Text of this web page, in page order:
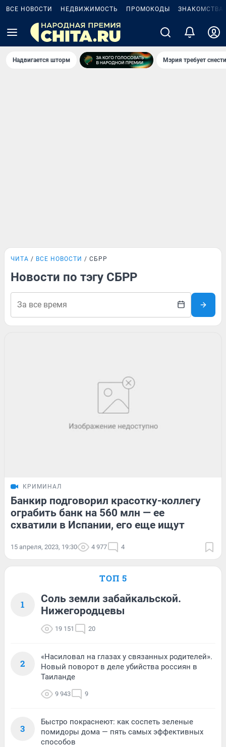
ВСЕ НОВОСТИ НЕДВИЖИМОСТЬ ПРОМОКОДЫ ЗНАКОМСТВА
Надвигается шторм Мэрия требует
ЧИТА ВСЕ НОВОСТИ СБРР
Новости по тэгу СБРР
КРИМИНАЛ
Банкир подговорил красотку-коллегу
ограбить банк на 560 млн — ее
схватили в Испании, его еще ищут
15 апреля, 2023, 19:30 4 977 4
ТОП 5
1
Соль земли забайкальской.
Нижегородцевы
19 151 20
2
«Насиловал на глазах у связанных родителей».
Новый поворот в деле убийства россиян в
Таиланде
9 943 9
3
Быстро покраснеют: как соспеть зеленые
помидоры дома — пять самых эффективных
способов